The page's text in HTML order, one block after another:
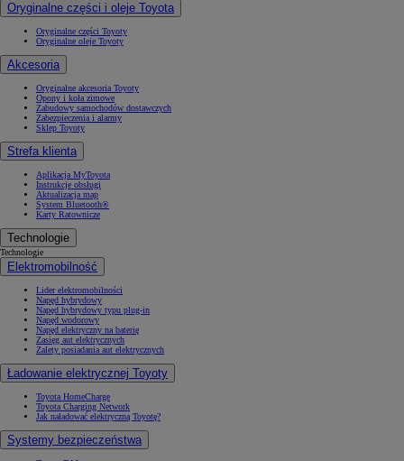
Oryginalne części i oleje Toyota
Oryginalne części Toyoty
Oryginalne oleje Toyoty
Akcesoria
Oryginalne akcesoria Toyoty
Opony i koła zimowe
Zabudowy samochodów dostawczych
Zabezpieczenia i alarmy
Sklep Toyoty
Strefa klienta
Aplikacja MyToyota
Instrukcje obsługi
Aktualizacja map
System Bluetooth®
Karty Ratownicze
Technologie
Technologie
Elektromobilność
Lider elektromobilności
Napęd hybrydowy
Napęd hybrydowy typu plug-in
Napęd wodorowy
Napęd elektryczny na baterię
Zasięg aut elektrycznych
Zalety posiadania aut elektrycznych
Ładowanie elektrycznej Toyoty
Toyota HomeCharge
Toyota Charging Network
Jak naładować elektryczną Toyotę?
Systemy bezpieczeństwa